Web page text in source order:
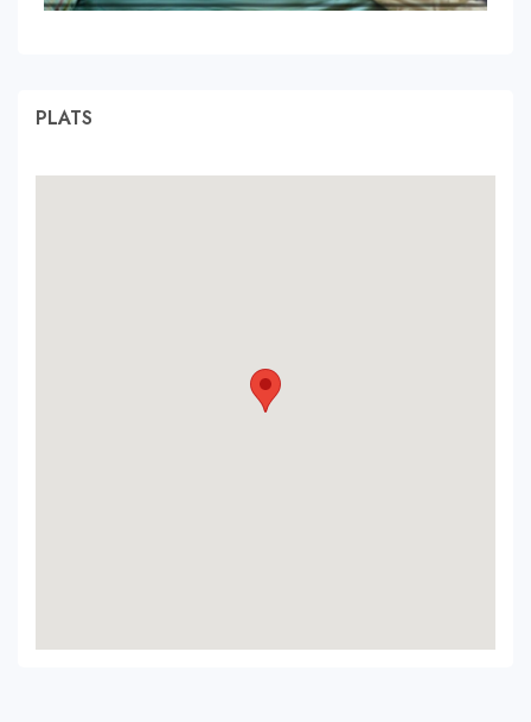
PLATS